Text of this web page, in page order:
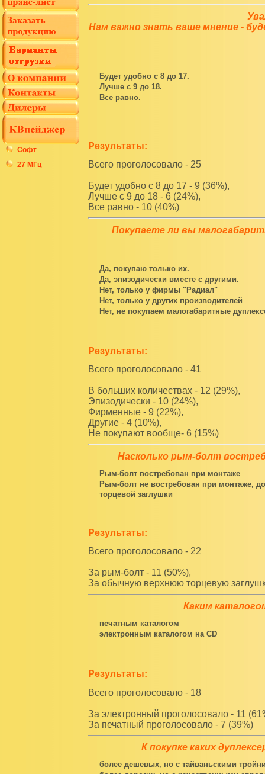
Софт
27 МГц
Нам важно знать ваше мнение -
Будет удобно с 8 до 17.
Лучше с 9 до 18.
Все равно.
Результаты:
Всего проголосовало - 25
Будет удобно с 8 до 17 - 9 (36%),
Лучше с 9 до 18 - 6 (24%),
Все равно - 10 (40%)
Покупаете ли вы
Да, покупаю только их.
Да, эпизодически вместе с другими.
Нет, только у фирмы "Радиал"
Нет, только у других производителей
Нет, не покупаем малогабаритные
Результаты:
Всего проголосовало - 41
В больших количествах - 12 (29%),
Эпизодически - 10 (24%),
Фирменные - 9 (22%),
Другие - 4 (10%),
Не покупают вообще- 6 (15%)
Насколько рым-болт
Рым-болт востребован при монтаже
Рым-болт не востребован при монтаже,
торцевой заглушки
Результаты:
Всего проголосовало - 22
За рым-болт - 11 (50%),
За обычную верхнюю торцевую
Каким
печатным каталогом
электронным каталогом на CD
Результаты:
Всего проголосовало - 18
За электронный проголосовало - 11
За печатный проголосовало - 7 (39%)
К покупке каких
более дешевых, но с тайваньскими